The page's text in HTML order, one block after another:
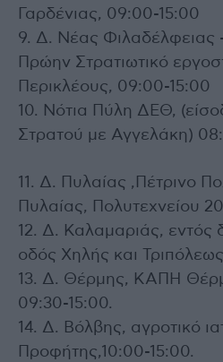
Γαρδένιας, 09:00-15:00
9. Δ. Νέας Φιλαδέλφειας
Πρώην Στρατιωτικό
Περικλέους, 09:00-15:00
10. Νότια Πύλη ΔΕΘ,
Στρατού με Αγγελάκη)
11. Δ. Πυλαίας ,Πέτρινο
Πυλαίας, Πολυτεχνείου
12. Δ. Καλαμαριάς, εντός
οδός Χηλής και
13. Δ. Θέρμης, ΚΑΠΗ
09:30-15:00.
14. Δ. Βόλβης, αγροτικό
Προφήτης,10:00-15:00.